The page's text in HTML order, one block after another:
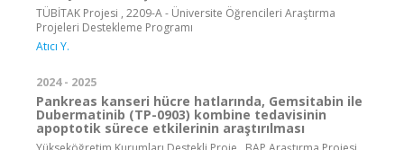
TÜBİTAK Projesi , 2209-A - Üniversite Öğrencileri Araştırma
Projeleri Destekleme Programı
Atıcı Y.
2024 - 2025
Pankreas kanseri hücre hatlarında, Gemsitabin ile
Dubermatinib (TP-0903) kombine tedavisinin
apoptotik sürece etkilerinin araştırılması